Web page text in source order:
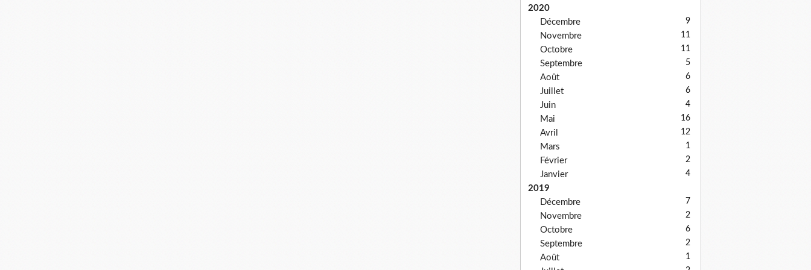
2020
Décembre
9
Novembre 11
Octobre 11
Septembre 5
Août 6
Juillet 6
Juin 4
Mai 16
Avril 12
Mars 1
Février 2
Janvier 4
2019
Décembre
7
Novembre 2
Octobre 6
Septembre 2
Août 1